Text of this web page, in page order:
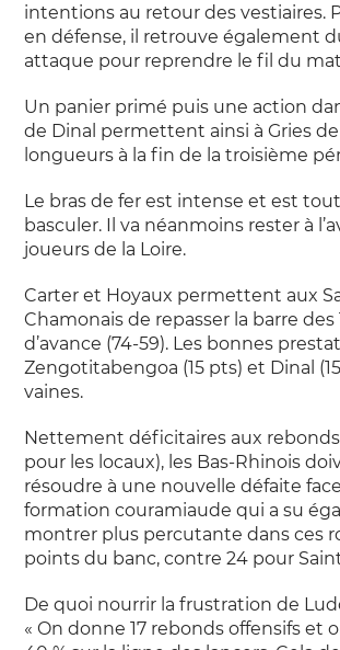
intentions au retour des vestiaires.
en défense, il retrouve également
attaque pour reprendre le fil du
Un panier primé puis une action
de Dinal permettent ainsi à Gries
longueurs à la fin de la troisième
Le bras de fer est intense et est
basculer. Il va néanmoins rester à
joueurs de la Loire.
Carter et Hoyaux permettent aux
Chamonais de repasser la barre des
d’avance (74-59). Les bonnes
Zengotitabengoa (15 pts) et Dinal
vaines.
Nettement déficitaires aux rebonds
pour les locaux), les Bas-Rhinois
résoudre à une nouvelle défaite
formation couramiaude qui a su
montrer plus percutante dans ces
points du banc, contre 24 pour
De quoi nourrir la frustration de
« On donne 17 rebonds offensifs et